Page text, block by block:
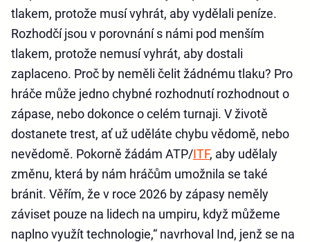
tlakem, protože musí vyhrát, aby vydělali peníze.
Rozhodčí jsou v porovnání s námi pod menším
tlakem, protože nemusí vyhrát, aby dostali
zaplaceno. Proč by neměli čelit žádnému tlaku? Pro
hráče může jedno chybné rozhodnutí rozhodnout o
zápase, nebo dokonce o celém turnaji. V životě
dostanete trest, ať už uděláte chybu vědomě, nebo
nevědomě. Pokorně žádám ATP/ITF, aby udělaly
změnu, která by nám hráčům umožnila se také
bránit. Věřím, že v roce 2026 by zápasy neměly
záviset pouze na lidech na umpiru, když můžeme
naplno využít technologie,“ navrhoval Ind, jenž se na